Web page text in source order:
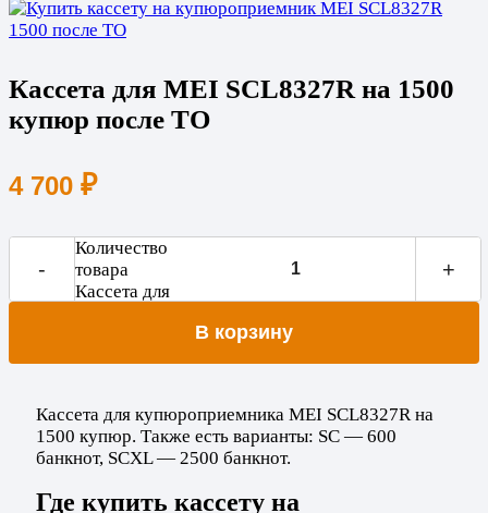
Кассета для MEI SCL8327R на 1500
купюр после ТО
4 700 ₽
-
Количество
товара
Кассета для
+
В корзину
Кассета для купюроприемника MEI SCL8327R на
1500 купюр. Также есть варианты: SC — 600
банкнот, SCXL — 2500 банкнот.
Где купить кассету на